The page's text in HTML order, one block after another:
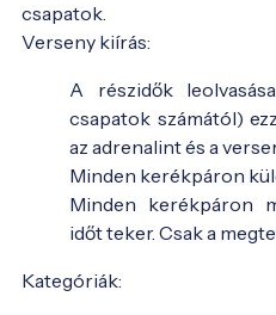
csapatok.
Verseny kiírás:
A részidők
csapatok számától)
az adrenalint és a
Minden kerékpáron
Minden kerékpáron
időt teker. Csak a
Kategóriák: